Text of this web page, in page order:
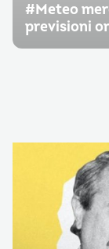
#Meteo
previsioni